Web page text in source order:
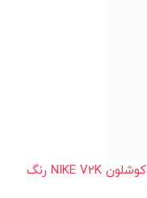
کفش و کتانی اسپرت مردانه مدل نایک کوشلون NIKE V2K رنگ